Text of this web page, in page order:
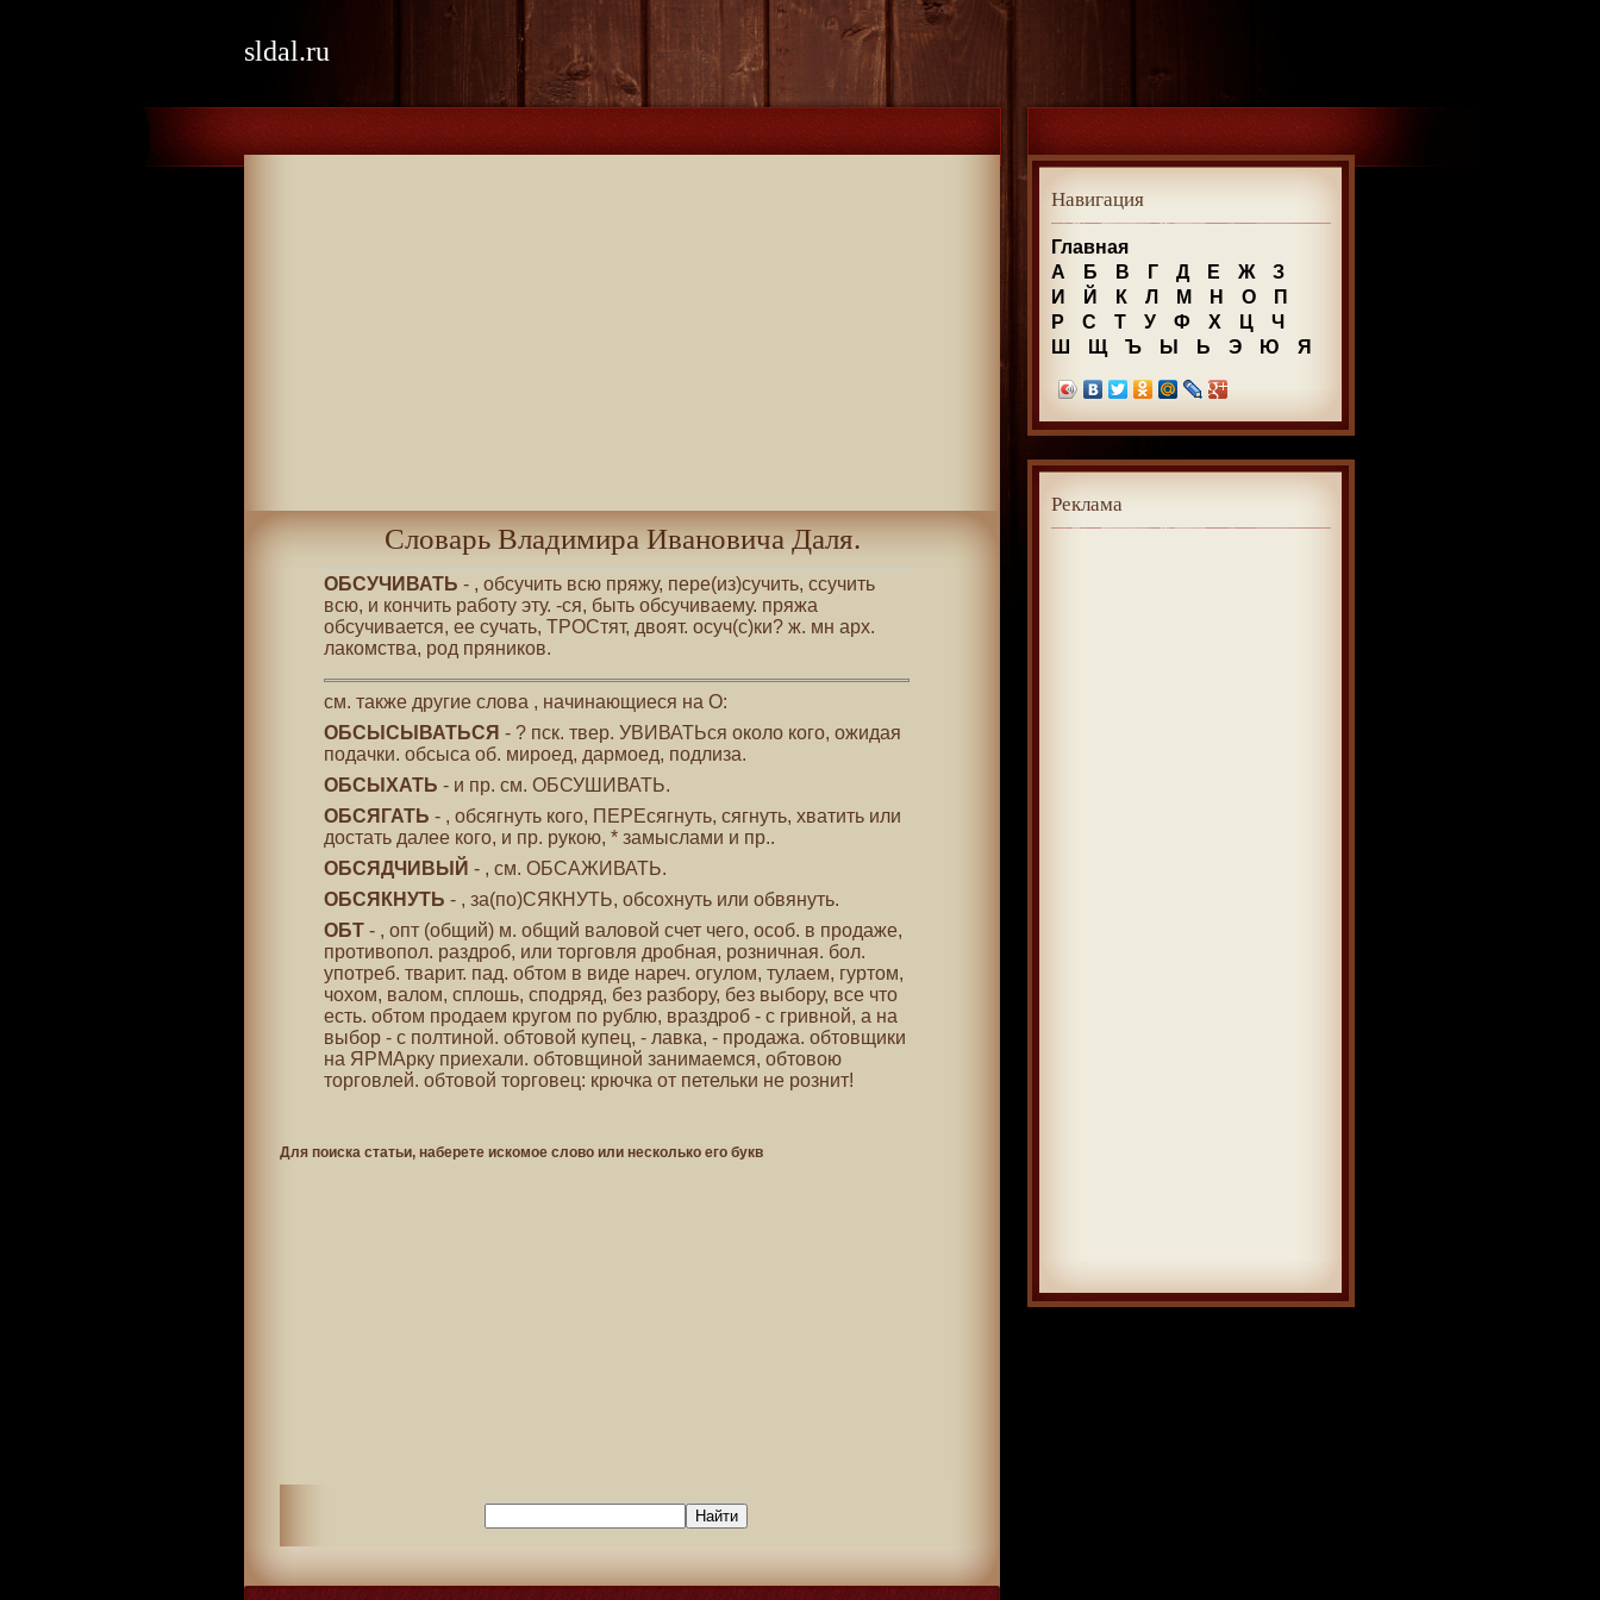
sldal.ru
Словарь Владимира Ивановича Даля.
ОБСУЧИВАТЬ - , обсучить всю пряжу, пере(из)сучить, ссучить
всю, и кончить работу эту. -ся, быть обсучиваему. пряжа
обсучивается, ее сучать, ТРОСтят, двоят. осуч(с)ки? ж. мн арх.
лакомства, род пряников.
см. также другие слова , начинающиеся на О:
ОБСЫСЫВАТЬСЯ - ? пск. твер. УВИВАТЬся около кого, ожидая
подачки. обсыса об. мироед, дармоед, подлиза.
ОБСЫХАТЬ - и пр. см. ОБСУШИВАТЬ.
ОБСЯГАТЬ - , обсягнуть кого, ПЕРЕсягнуть, сягнуть, хватить или
достать далее кого, и пр. рукою, * замыслами и пр..
ОБСЯДЧИВЫЙ - , см. ОБСАЖИВАТЬ.
ОБСЯКНУТЬ - , за(по)СЯКНУТЬ, обсохнуть или обвянуть.
ОБТ- , опт (общий) м. общий валовой счет чего, особ. в продаже,
противопол. раздроб, или торговля дробная, розничная. бол.
употреб. тварит. пад. обтом в виде нареч. огулом, тулаем, гуртом,
чохом, валом, сплошь, сподряд, без разбору, без выбору, все что
есть. обтом продаем кругом по рублю, враздроб - с гривной, а на
выбор - с полтиной. обтовой купец, - лавка, - продажа. обтовщики
на ЯРМАрку приехали. обтовщиной занимаемся, обтовою
торговлей. обтовой торговец: крючка от петельки не рознит!
Для поиска статьи, наберете искомое слово или несколько его букв
Навигация
Главная
А
Б В Г Д Е Ж
З
И
Й К Л М Н О
П
Р
С Т У Ф Х Ц
Ч
Ш
Щ Ъ Ы Ь Э Ю Я
Реклама